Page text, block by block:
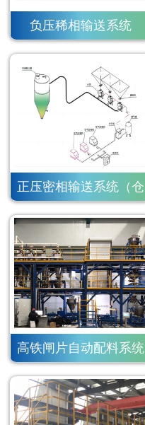
负压稀相输送系统
正压密相输送系统（仓
泵）
高铁闸片自动配料系统